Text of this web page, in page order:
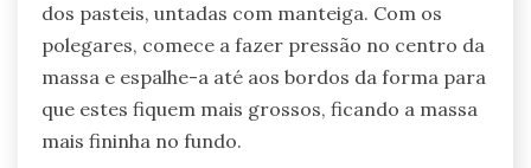
dos pasteis, untadas com manteiga. Com os
polegares, comece a fazer pressão no centro da
massa e espalhe-a até aos bordos da forma para
que estes fiquem mais grossos, ficando a massa
mais fininha no fundo.